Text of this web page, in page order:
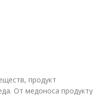
продукт
От медоноса продукту